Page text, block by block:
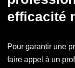
efficacité
Pour garantir une
faire appel à un